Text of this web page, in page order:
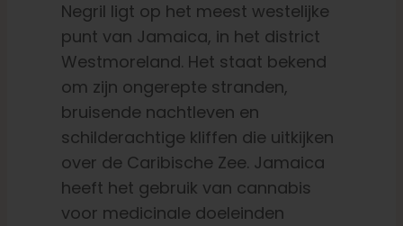
Negril ligt op het meest westelijke
punt van Jamaica, in het district
Westmoreland. Het staat bekend
om zijn ongerepte stranden,
bruisende nachtleven en
schilderachtige kliffen die uitkijken
over de Caribische Zee. Jamaica
heeft het gebruik van cannabis
voor medicinale doeleinden